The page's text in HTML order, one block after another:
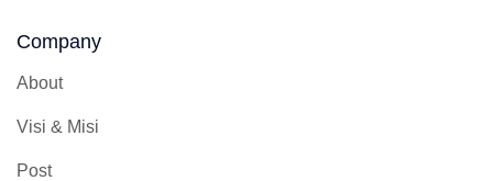
Company
About
Visi & Misi
Post